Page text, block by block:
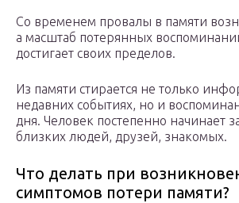
Со временем провалы в памяти
а масштаб потерянных
достигает своих пределов.
Из памяти стирается не только
недавних событиях, но и
дня. Человек постепенно начинает
близких людей, друзей, знакомых.
Что делать при
симптомов потери памяти?